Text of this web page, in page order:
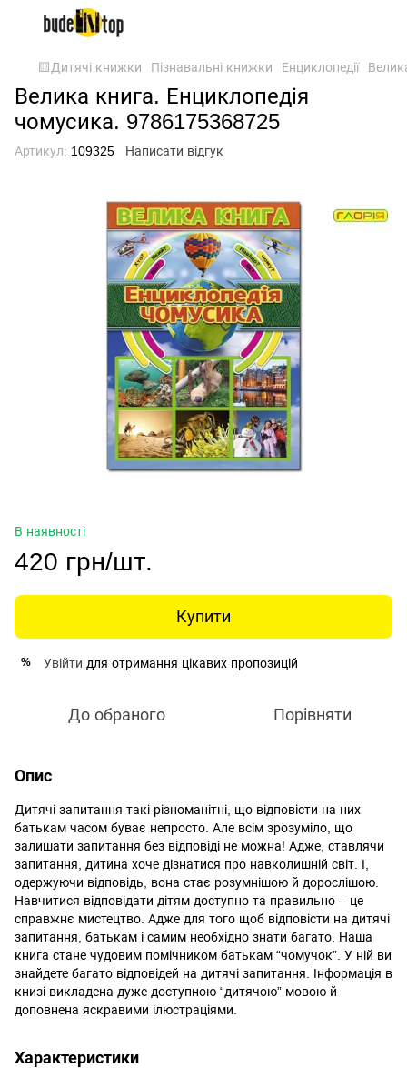
🟨Дитячі книжки Пізнавальні книжки Енциклопедії
Велика книга. Енциклопедія
чомусика. 9786175368725
Артикул: 109325 Написати відгук
В наявності
420 грн/шт.
Купити
% Увійти для отримання цікавих пропозицій
До обраного Порівняти
Опис
Дитячі запитання такі різноманітні, що відповісти на них
батькам часом буває непросто. Але всім зрозуміло, що
залишати запитання без відповіді не можна! Адже, ставлячи
запитання, дитина хоче дізнатися про навколишній світ. І,
одержуючи відповідь, вона стає розумнішою й дорослішою.
Навчитися відповідати дітям доступно та правильно – це
справжнє мистецтво. Адже для того щоб відповісти на дитячі
запитання, батькам і самим необхідно знати багато. Наша
книга стане чудовим помічником батькам “чомучок”. У ній ви
знайдете багато відповідей на дитячі запитання. Інформація в
книзі викладена дуже доступною “дитячою” мовою й
доповнена яскравими ілюстраціями.
Характеристики